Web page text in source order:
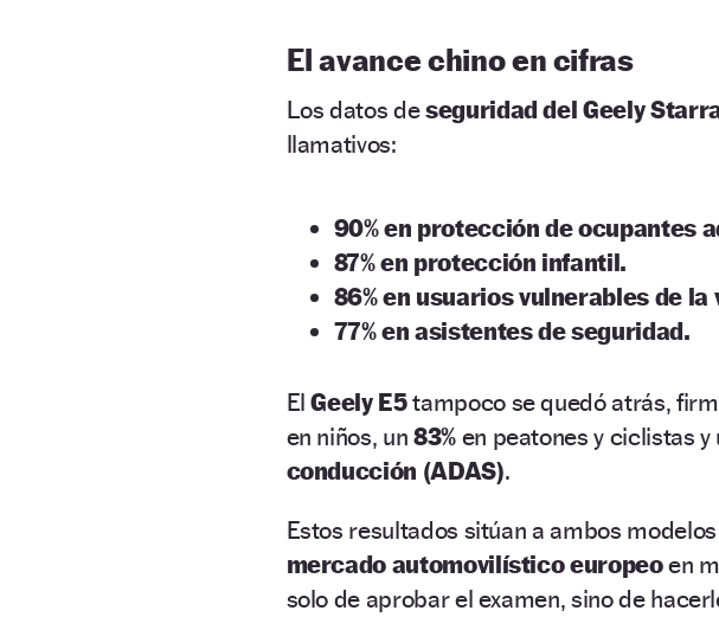
El avance chino en cifras
Los datos deseguridad del Geely
llamativos:
90% en protección de ocupantes
87% en protección infantil.
86% en usuarios vulnerables de la
77% en asistentes de seguridad.
ElGeely E5tampoco se quedó atrás,
en niños, un 83%en peatones y ciclistas
conducción (ADAS).
Estos resultados sitúan a ambos
mercado automovilístico europeoen
solo de aprobar el examen, sino de